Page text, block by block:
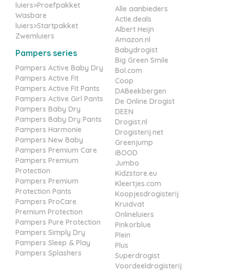
luiers>Proefpakket
Wasbare
luiers>Startpakket
Zwemluiers
Pampers series
Pampers Active Baby Dry
Pampers Active Fit
Pampers Active Fit Pants
Pampers Active Girl Pants
Pampers Baby Dry
Pampers Baby Dry Pants
Pampers Harmonie
Pampers New Baby
Pampers Premium Care
Pampers Premium
Protection
Pampers Premium
Protection Pants
Pampers ProCare
Premium Protection
Pampers Pure Protection
Pampers Simply Dry
Pampers Sleep & Play
Pampers Splashers
Alle aanbieders
Actie.deals
Albert Heijn
Amazon.nl
Babydrogist
Big Green Smile
Bol.com
Coop
DABeekbergen
De Online Drogist
DEEN
Drogist.nl
Drogisterij.net
Greenjump
iBOOD
Jumbo
Kidzstore.eu
Kleertjes.com
Koopjesdrogisterij
Kruidvat
Onlineluiers
Pinkorblue
Plein
Plus
Superdrogist
Voordeeldrogisterij